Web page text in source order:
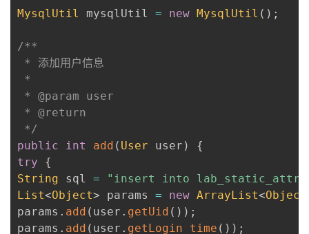
MysqlUtil mysqlUtil = new MysqlUtil ( ) ;
/**
* 添加用户信息
*
* @param user
* @return
*/
public
int add ( User user )
{
try
{
String sql =
"insert into
List<Object> params = new ArrayList<Object
params . add ( user . getUid ( ) ) ;
params . add ( user . getLogin_time ( ) ) ;